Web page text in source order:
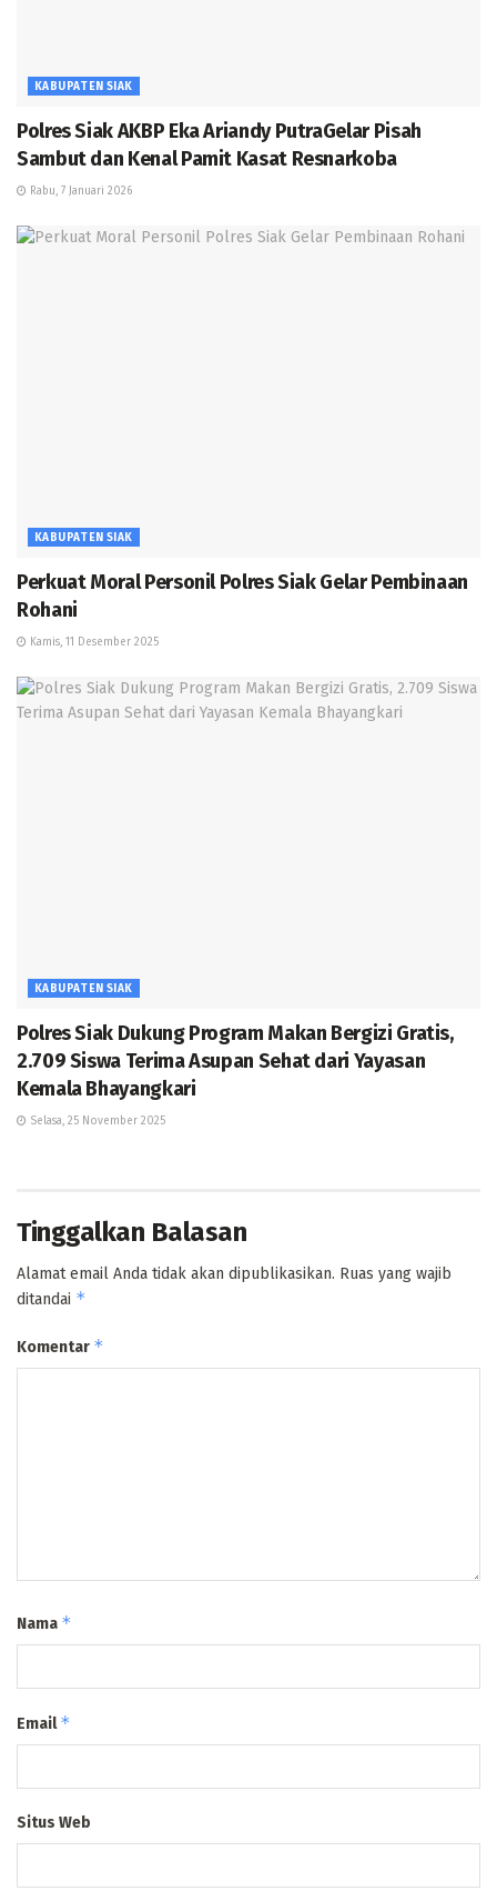
KABUPATEN SIAK
Polres Siak AKBP Eka Ariandy PutraGelar Pisah
Sambut dan Kenal Pamit Kasat Resnarkoba
Rabu, 7 Januari 2026
KABUPATEN SIAK
Perkuat Moral Personil Polres Siak Gelar Pembinaan
Rohani
Kamis, 11 Desember 2025
KABUPATEN SIAK
Polres Siak Dukung Program Makan Bergizi Gratis,
2.709 Siswa Terima Asupan Sehat dari Yayasan
Kemala Bhayangkari
Selasa, 25 November 2025
Tinggalkan Balasan
Alamat email Anda tidak akan dipublikasikan. Ruas yang wajib
ditandai *
Komentar *
Nama *
Email*
Situs Web